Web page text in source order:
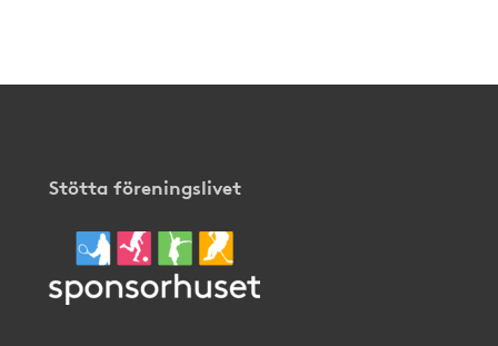
Stötta föreningslivet